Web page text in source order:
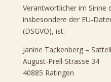
Verantwortlicher im Sinne
insbesondere der EU-
(DSGVO), ist:
Janine Tackenberg –
August-Prell-Strasse 34
40885 Ratingen